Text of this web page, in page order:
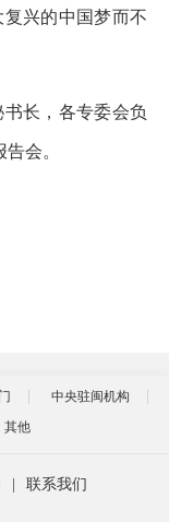
兴的中国梦而不
长，各专委会负
会。
中央驻闽机构
其他
联系我们